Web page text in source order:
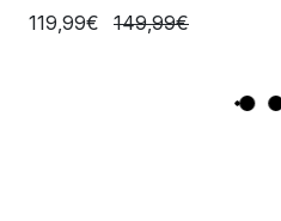
119,99€
149,99€